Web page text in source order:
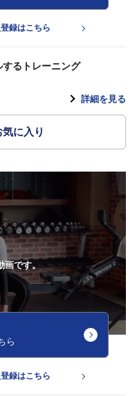
録はこちら
るトレーニング
詳細を見る
に入り
画です。
ら
録はこちら